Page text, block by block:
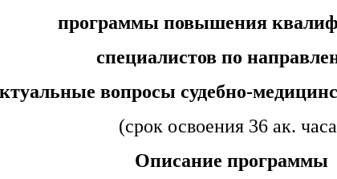
программы повышения
специалистов по
вопросы судебно-
(срок освоения 36 ак.
Описание программы